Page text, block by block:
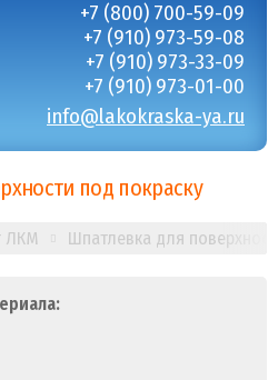
+7 (800) 700-59-09
+7 (910) 973-59-08
+7 (910) 973-33-09
+7 (910) 973-01-00
info@lakokraska-ya.ru
под покраску
ЛКМ Шпатлевка для